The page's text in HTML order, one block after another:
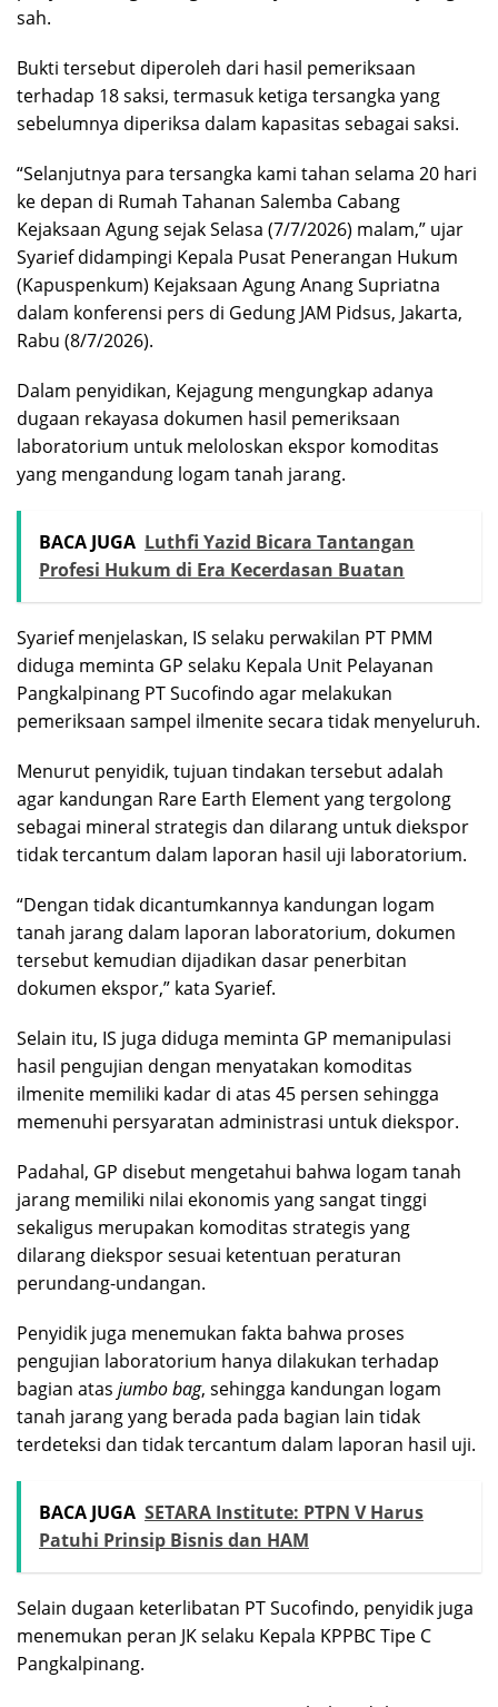
sah.
Bukti tersebut diperoleh dari hasil pemeriksaan
terhadap 18 saksi, termasuk ketiga tersangka yang
sebelumnya diperiksa dalam kapasitas sebagai saksi.
“Selanjutnya para tersangka kami tahan selama 20 hari
ke depan di Rumah Tahanan Salemba Cabang
Kejaksaan Agung sejak Selasa (7/7/2026) malam,” ujar
Syarief didampingi Kepala Pusat Penerangan Hukum
(Kapuspenkum) Kejaksaan Agung Anang Supriatna
dalam konferensi pers di Gedung JAM Pidsus, Jakarta,
Rabu (8/7/2026).
Dalam penyidikan, Kejagung mengungkap adanya
dugaan rekayasa dokumen hasil pemeriksaan
laboratorium untuk meloloskan ekspor komoditas
yang mengandung logam tanah jarang.
BACA JUGA Luthfi Yazid Bicara Tantangan
Profesi Hukum di Era Kecerdasan Buatan
Syarief menjelaskan, IS selaku perwakilan PT PMM
diduga meminta GP selaku Kepala Unit Pelayanan
Pangkalpinang PT Sucofindo agar melakukan
pemeriksaan sampel ilmenite secara tidak menyeluruh.
Menurut penyidik, tujuan tindakan tersebut adalah
agar kandungan Rare Earth Element yang tergolong
sebagai mineral strategis dan dilarang untuk diekspor
tidak tercantum dalam laporan hasil uji laboratorium.
“Dengan tidak dicantumkannya kandungan logam
tanah jarang dalam laporan laboratorium, dokumen
tersebut kemudian dijadikan dasar penerbitan
dokumen ekspor,” kata Syarief.
Selain itu, IS juga diduga meminta GP memanipulasi
hasil pengujian dengan menyatakan komoditas
ilmenite memiliki kadar di atas 45 persen sehingga
memenuhi persyaratan administrasi untuk diekspor.
Padahal, GP disebut mengetahui bahwa logam tanah
jarang memiliki nilai ekonomis yang sangat tinggi
sekaligus merupakan komoditas strategis yang
dilarang diekspor sesuai ketentuan peraturan
perundang-undangan.
Penyidik juga menemukan fakta bahwa proses
pengujian laboratorium hanya dilakukan terhadap
bagian atas jumbo bag, sehingga kandungan logam
tanah jarang yang berada pada bagian lain tidak
terdeteksi dan tidak tercantum dalam laporan hasil uji.
BACA JUGA SETARA Institute: PTPN V Harus
Patuhi Prinsip Bisnis dan HAM
Selain dugaan keterlibatan PT Sucofindo, penyidik juga
menemukan peran JK selaku Kepala KPPBC Tipe C
Pangkalpinang.